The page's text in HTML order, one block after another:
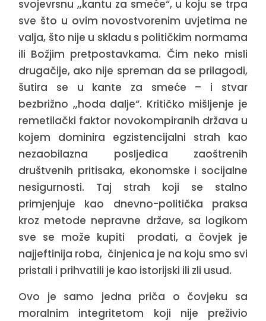
svojevrsnu „kantu za smeće“, u koju se trpa
sve što u ovim novostvorenim uvjetima ne
valja, što nije u skladu s političkim normama
ili Božjim pretpostavkama. Čim neko misli
drugačije, ako nije spreman da se prilagodi,
šutira se u kante za smeće – i stvar
bezbrižno „hoda dalje“. Kritičko mišljenje je
remetilački faktor novokompiranih država u
kojem dominira egzistencijalni strah kao
nezaobilazna posljedica zaoštrenih
društvenih pritisaka, ekonomske i socijalne
nesigurnosti. Taj strah koji se stalno
primjenjuje kao dnevno-politička praksa
kroz metode nepravne države, sa logikom
sve se može kupiti prodati, a čovjek je
najjeftinija roba, činjenica je na koju smo svi
pristali i prihvatili je kao istorijski ili zli usud.
Ovo je samo jedna priča o čovjeku sa
moralnim integritetom koji nije preživio